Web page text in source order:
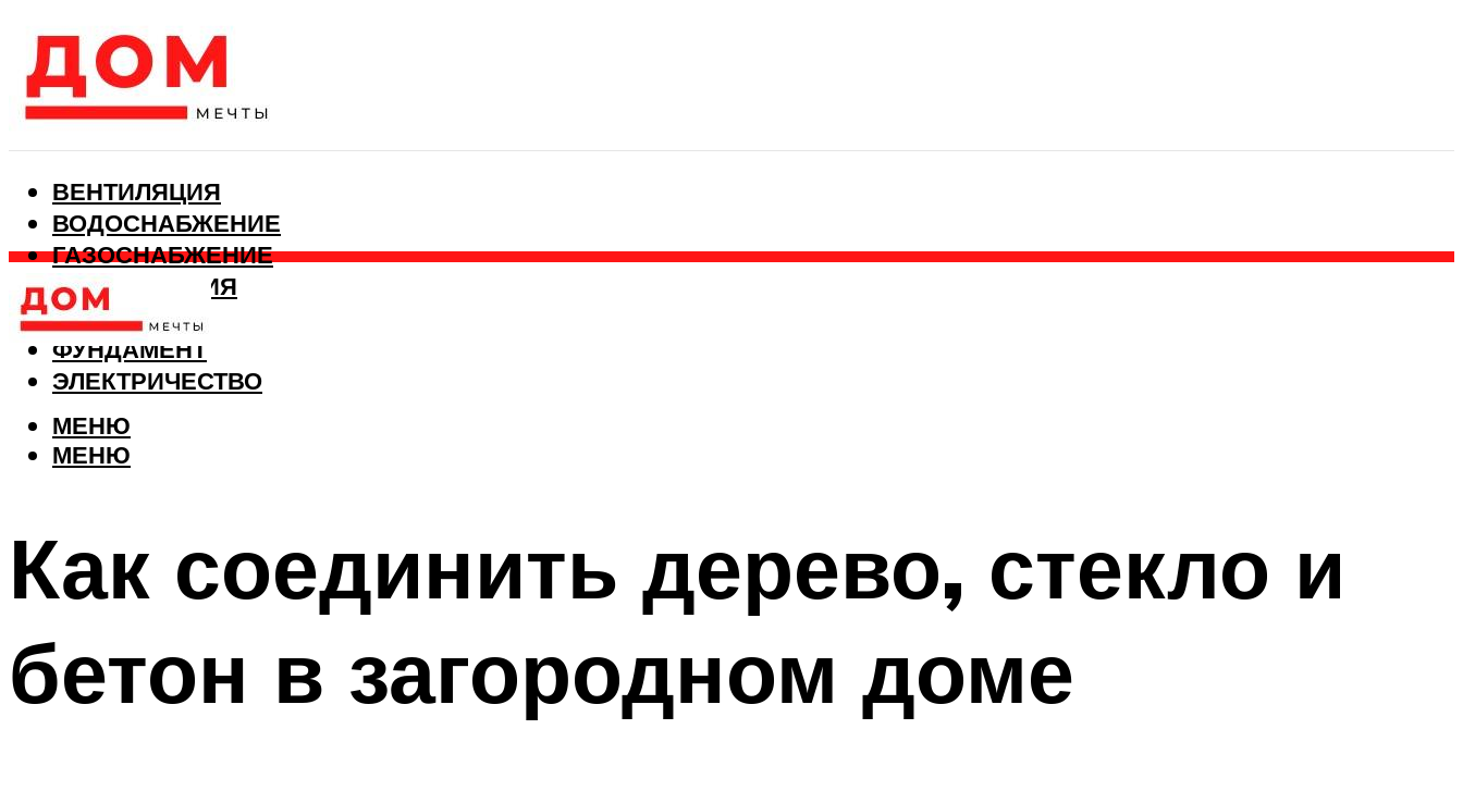
ВЕНТИЛЯЦИЯ
ВОДОСНАБЖЕНИЕ
ГАЗОСНАБЖЕНИЕ
КАНАЛИЗАЦИЯ
ОТОПЛЕНИЕ
ФУНДАМЕНТ
ЭЛЕКТРИЧЕСТВО
МЕНЮ
МЕНЮ
Как соединить дерево, стекло и
бетон в загородном доме